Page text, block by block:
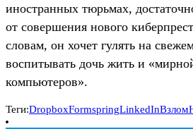
иностранных тюрьмах,
от совершения нового
словам, он хочет гулять на
воспитывать дочь жить и
компьютеров».
Теги:DropboxFormspringLinkedInВзлом